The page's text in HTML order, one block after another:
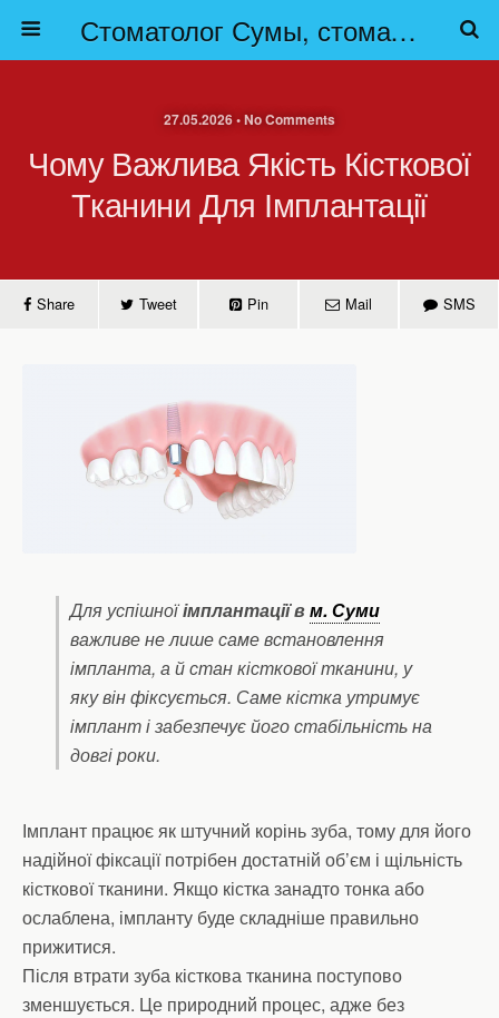
Стоматолог Сумы, стоматологические клиники Сумы, детская стоматология в Сумах. | Частная стоматология Сумы
27.05.2026 • No Comments
Чому Важлива Якість Кісткової
Тканини Для Імплантації
Share Tweet Pin Mail SMS
Для успішноїімплантації вм. Суми
важливе не лише саме встановлення
імпланта, а й стан кісткової тканини, у
яку він фіксується. Саме кістка утримує
імплант і забезпечує його стабільність на
довгі роки.
Імплант працює як штучний корінь зуба, тому для його
надійної фіксації потрібен достатній об’єм і щільність
кісткової тканини. Якщо кістка занадто тонка або
ослаблена, імпланту буде складніше правильно
прижитися.
Після втрати зуба кісткова тканина поступово
зменшується. Це природний процес, адже без